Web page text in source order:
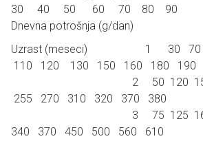
30 40 50 60 70 80 90
Dnevna potrošnja (g/dan)
Uzrast (meseci) 1 30 70
110 120 130 150 160 180 190
2 50 120 150
255 270 310 320 370 380
3 75 125 165
340 370 450 500 560 610